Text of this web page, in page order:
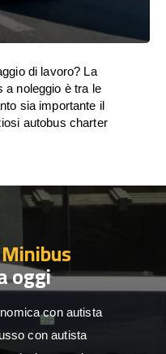
di lavoro? La
a noleggio è tra le
sia importante il
autobus charter
Minibus
oggi
con autista
con autista